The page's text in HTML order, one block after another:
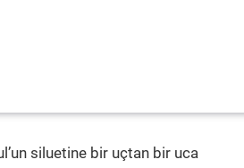
siluetine bir uçtan bir uca